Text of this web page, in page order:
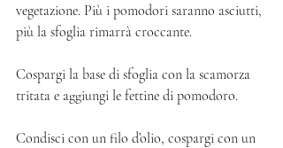
vegetazione. Più i pomodori saranno asciutti,
più la sfoglia rimarrà croccante.
Cospargi la base di sfoglia con la scamorza
tritata e aggiungi le fettine di pomodoro.
Condisci con un filo d’olio, cospargi con un